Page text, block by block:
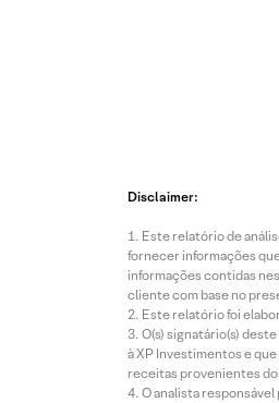
Disclaimer:
Este relatório de
fornecer informações
informações contidas
cliente com base no
Este relatório foi
O(s) signatário(s)
à XP Investimentos e
receitas provenientes
O analista